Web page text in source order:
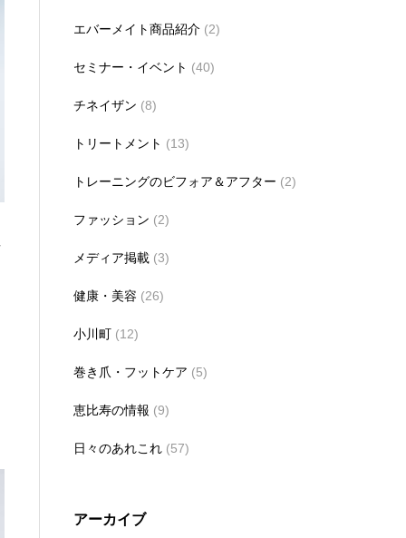
エバーメイト商品紹介 (2)
セミナー・イベント (40)
チネイザン (8)
トリートメント (13)
トレーニングのビフォア＆アフター (2)
ファッション (2)
メディア掲載 (3)
健康・美容 (26)
小川町 (12)
巻き爪・フットケア (5)
恵比寿の情報 (9)
日々のあれこれ (57)
アーカイブ